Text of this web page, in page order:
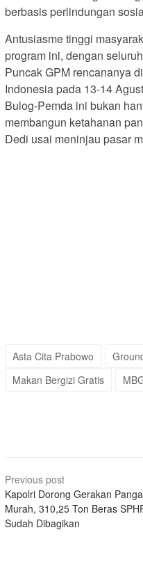
berbasis perlindungan
Antusiasme tinggi
program ini, dengan
Puncak GPM rencananya
Indonesia pada 13-14
Bulog-Pemda ini bukan
membangun ketahanan
Dedi usai meninjau pasar
Asta Cita Prabowo
Makan Bergizi Gratis
Post
navigation
Previous post
Kapolri Dorong Gerakan
Murah, 310,25 Ton Beras
Sudah Dibagikan